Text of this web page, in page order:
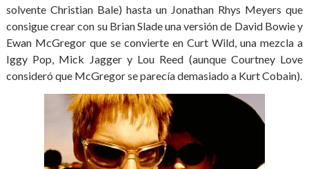
solvente Christian Bale) hasta un Jonathan Rhys Meyers que
consigue crear con su Brian Slade una versión de David Bowie y
Ewan McGregor que se convierte en Curt Wild, una mezcla a
Iggy Pop, Mick Jagger y Lou Reed (aunque Courtney Love
consideró que McGregor se parecía demasiado a Kurt Cobain).